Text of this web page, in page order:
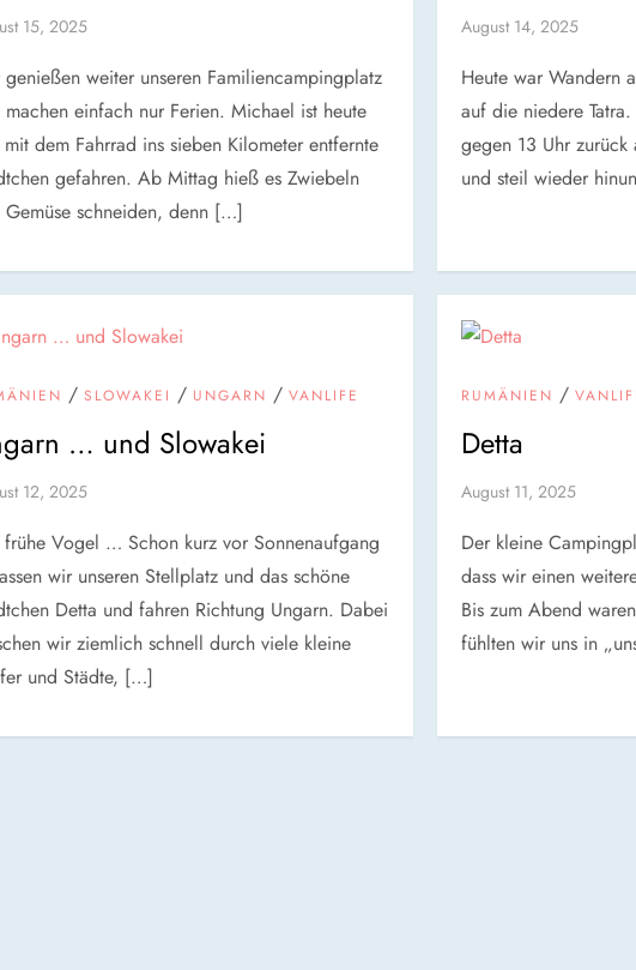
15, 2025
weiter unseren Familiencampingplatz
machen einfach nur Ferien. Michael ist heute
dem Fahrrad ins sieben Kilometer entfernte
gefahren. Ab Mittag hieß es Zwiebeln
Gemüse schneiden, denn […]
August 14, 2025
Heute war Wandern
auf die niedere
gegen 13 Uhr
und steil wieder
/SLOWAKEI / UNGARN /VANLIFE
… und Slowakei
12, 2025
frühe Vogel … Schon kurz vor Sonnenaufgang
wir unseren Stellplatz und das schöne
Detta und fahren Richtung Ungarn. Dabei
wir ziemlich schnell durch viele kleine
und Städte, […]
RUMÄNIEN /
Detta
August 11, 2025
Der kleine
dass wir einen
Bis zum Abend
fühlten wir uns in